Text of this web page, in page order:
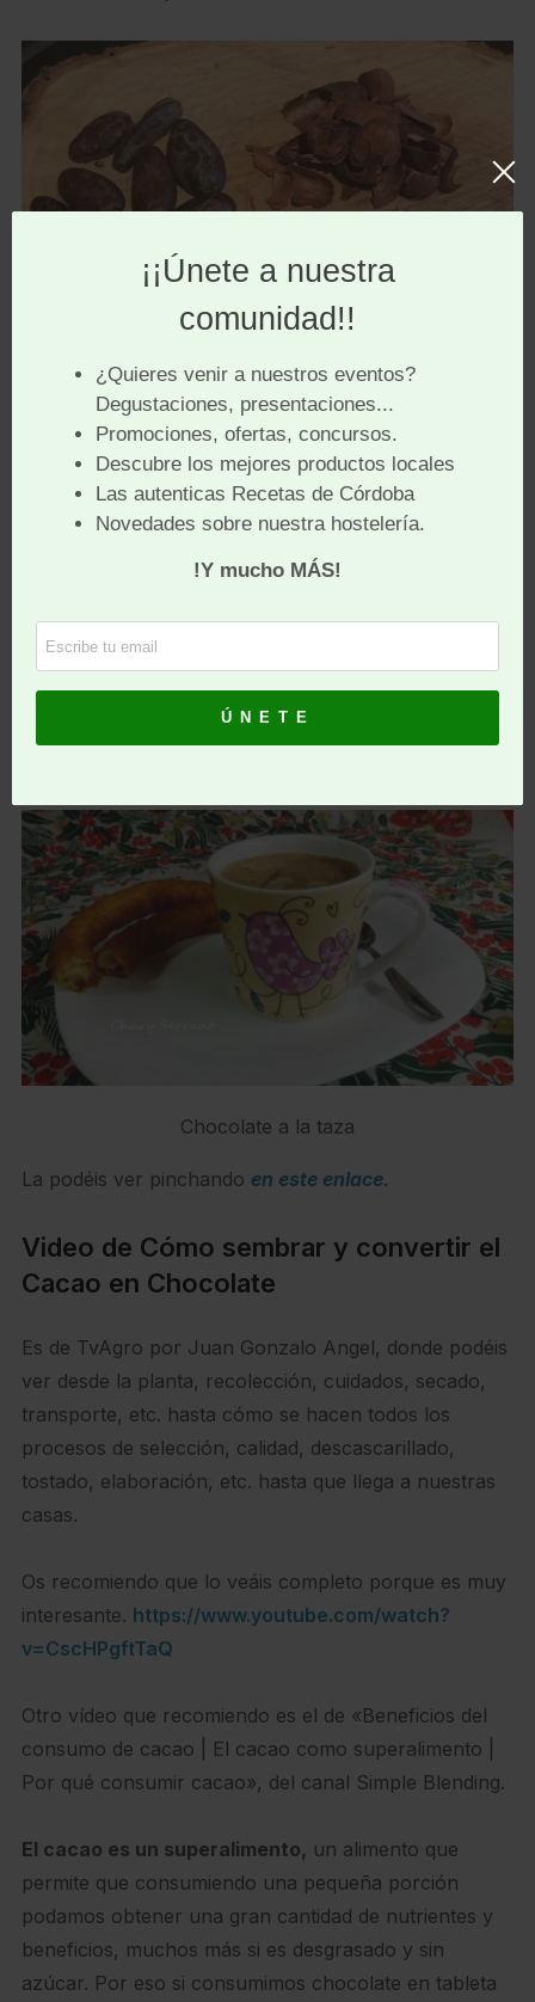
Grano de chocolate descascarillado
Y hasta aquí una breve historia del cacao.
A continuación os voy a dar mi receta para hacer un
chocolate a la taza muy rico, desnatado y sin azúcar
que vengo haciéndolo desde hace muchos años.
Recetas hay muchas en libros e internet, con su
azúcar, con leche entera o nata, etc. y está muy
bueno, pero nada tienen que envidiar a mi receta que
la puede tomar toda la familia, incluyendo a los
Chocolate a la taza
La podéis ver pinchando en este enlace.
Video de Cómo sembrar y convertir el
Cacao en Chocolate
Es de TvAgro por Juan Gonzalo Angel, donde podéis
ver desde la planta, recolección, cuidados, secado,
transporte, etc. hasta cómo se hacen todos los
procesos de selección, calidad, descascarillado,
tostado, elaboración, etc. hasta que llega a nuestras
casas.
Os recomiendo que lo veáis completo porque es muy
interesante. https://www.youtube.com/watch?
v=CscHPgftTaQ
Otro vídeo que recomiendo es el de «Beneficios del
consumo de cacao | El cacao como superalimento |
Por qué consumir cacao», del canal Simple Blending.
El cacao es un superalimento, un alimento que
permite que consumiendo una pequeña porción
podamos obtener una gran cantidad de nutrientes y
beneficios, muchos más si es desgrasado y sin
azúcar. Por eso si consumimos chocolate en tableta